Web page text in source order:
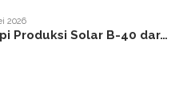
2026
Produksi Solar B-40 dar…